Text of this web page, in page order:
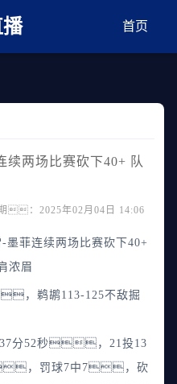
首页
两场比赛砍下40+ 队
：2025年02月04日 14:06
，鹈鹕113-125不敌掘
分52秒，21投13
，罚球7中7，砍